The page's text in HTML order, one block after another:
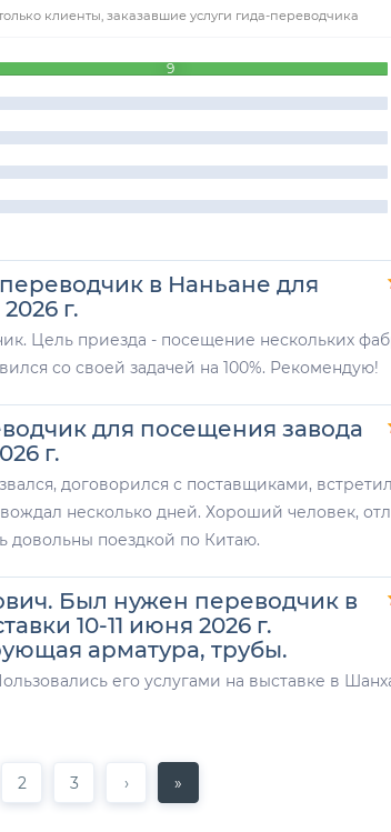
клиенты, заказавшие услуги гида-переводчика
9
в Наньане для
г.
Цель приезда - посещение нескольких
со своей задачей на 100%. Рекомендую!
для посещения завода
г.
договорился с поставщиками,
несколько дней. Хороший человек,
довольны поездкой по Китаю.
Был нужен переводчик в
10-11 июня 2026 г.
арматура, трубы.
его услугами на выставке в
2 3 › »